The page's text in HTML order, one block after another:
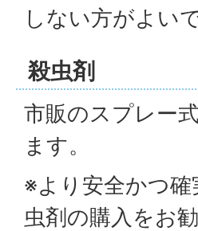
しない方がよいで
殺虫剤
市販のスプレー
ます。
※より安全かつ
虫剤の購入をお